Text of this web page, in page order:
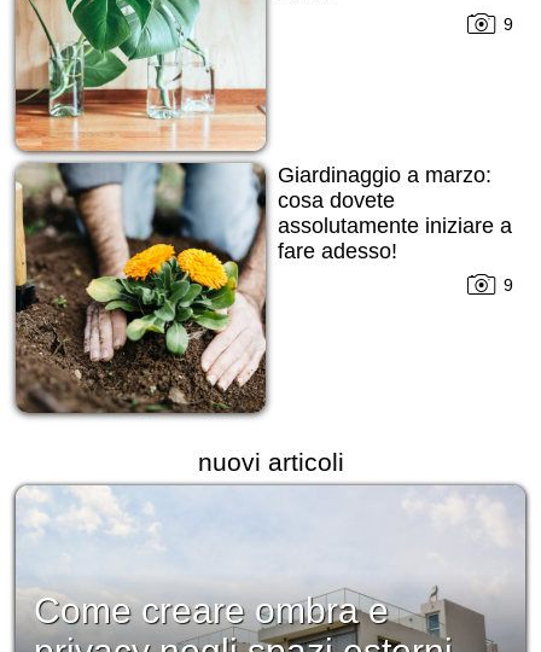
9
Giardinaggio a marzo:
cosa dovete
assolutamente iniziare a
fare adesso!
9
nuovi articoli
Come creare ombra e